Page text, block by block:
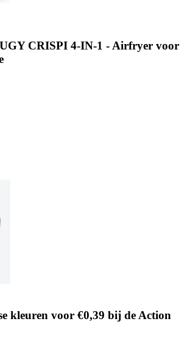
CRISPI 4-IN-1 - Airfryer voor
kleuren voor €0,39 bij de Action